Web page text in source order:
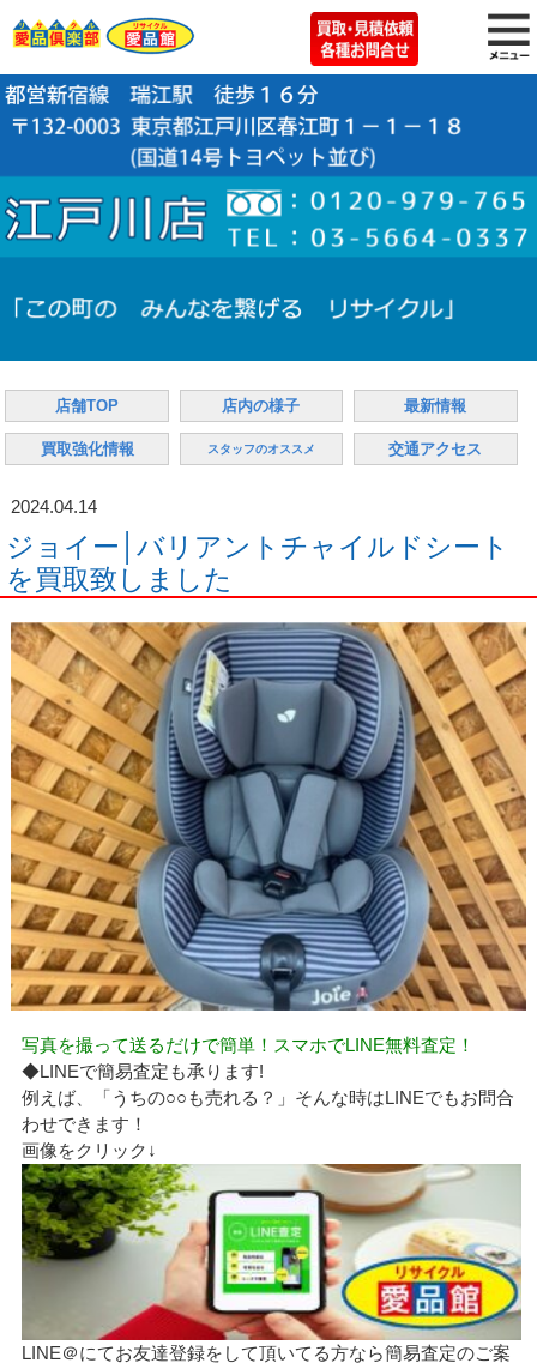
店舗TOP 店内の様子 最新情報
買取強化情報 スタッフのオススメ 交通アクセス
2024.04.14
ジョイー│バリアントチャイルドシート
を買取致しました
写真を撮って送るだけで簡単！スマホでLINE無料査定！
◆LINEで簡易査定も承ります!
例えば、「うちの○○も売れる？」そんな時はLINEでもお問合
わせできます！
画像をクリック↓
LINE＠にてお友達登録をして頂いてる方なら簡易査定のご案